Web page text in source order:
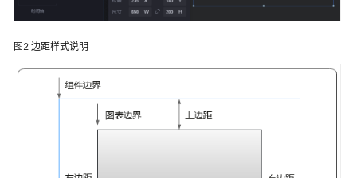
快
入
门
图2 边距样式说明